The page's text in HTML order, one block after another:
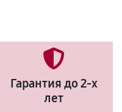
Гарантия до 2-х
лет